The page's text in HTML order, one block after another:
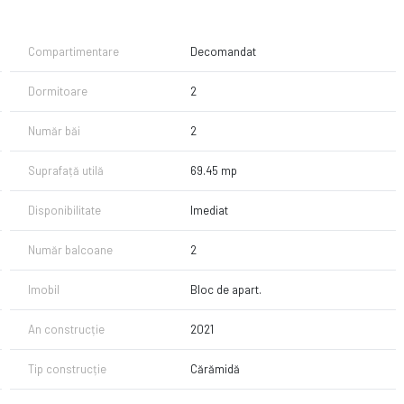
consumatorii de putere
Compartimentare Decomandat
Dormitoare 2
Număr băi 2
Suprafață utilă 69.45 mp
Disponibilitate Imediat
Număr balcoane 2
Imobil Bloc de apart.
An construcție 2021
Tip construcție Cărămidă